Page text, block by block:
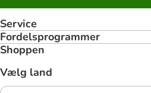
Service
Fordelsprogrammer
Shoppen
Vælg land